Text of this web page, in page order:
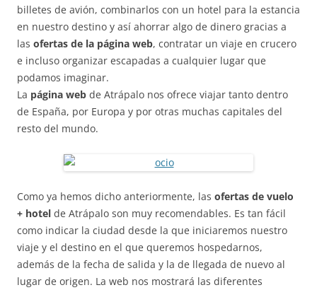
billetes de avión, combinarlos con un hotel para la estancia
en nuestro destino y así ahorrar algo de dinero gracias a
las ofertas de la página web, contratar un viaje en crucero
e incluso organizar escapadas a cualquier lugar que
podamos imaginar.
La página web de Atrápalo nos ofrece viajar tanto dentro
de España, por Europa y por otras muchas capitales del
resto del mundo.
Como ya hemos dicho anteriormente, las ofertas de vuelo
+ hotel de Atrápalo son muy recomendables. Es tan fácil
como indicar la ciudad desde la que iniciaremos nuestro
viaje y el destino en el que queremos hospedarnos,
además de la fecha de salida y la de llegada de nuevo al
lugar de origen. La web nos mostrará las diferentes